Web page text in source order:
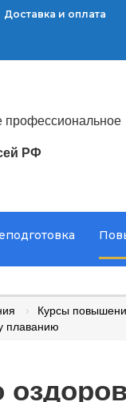
Доставка и оплата
профессиональное
РФ
Курсы
плаванию